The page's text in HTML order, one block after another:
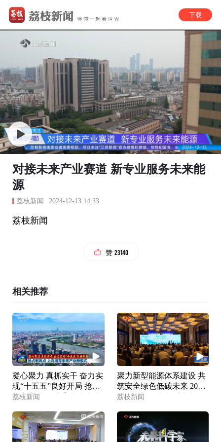
对接未来产业赛道 新专业服务未来能
源
荔枝新闻 2024-12-13 14:33
荔枝新闻
赞 23140
相关推荐
凝心聚力 真抓实干 奋力实
现“十五五”良好开局 抢占
制高点 上海培育未来产业
荔枝新闻
聚力新型能源体系建设 共
筑安全绿色低碳未来 2026·
第四届新型电力系统太湖
荔枝新闻